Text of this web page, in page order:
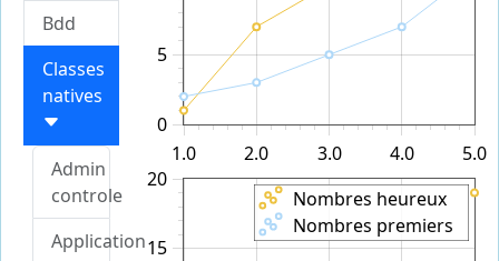
Bdd
Classes
natives
Admin
controle
Application
1.0 5.0
2.0 3.0 4.0
0
5
20
15
Nombres heureux
Nombres premiers